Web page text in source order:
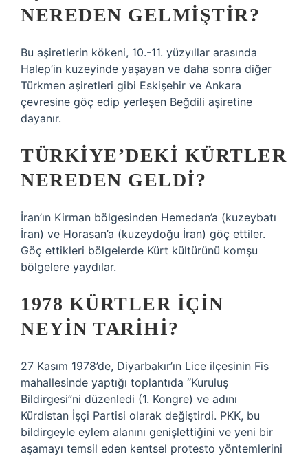
NEREDEN GELMIŞTIR?
Bu aşiretlerin kökeni, 10.-11. yüzyıllar arasında
Halep’in kuzeyinde yaşayan ve daha sonra diğer
Türkmen aşiretleri gibi Eskişehir ve Ankara
çevresine göç edip yerleşen Beğdili aşiretine
dayanır.
TÜRKIYE’DEKI KÜRTLER
NEREDEN GELDI?
İran’ın Kirman bölgesinden Hemedan’a (kuzeybatı
İran) ve Horasan’a (kuzeydoğu İran) göç ettiler.
Göç ettikleri bölgelerde Kürt kültürünü komşu
bölgelere yaydılar.
1978 KÜRTLER IÇIN
NEYIN TARIHI?
27 Kasım 1978’de, Diyarbakır’ın Lice ilçesinin Fis
mahallesinde yaptığı toplantıda “Kuruluş
Bildirgesi”ni düzenledi (1. Kongre) ve adını
Kürdistan İşçi Partisi olarak değiştirdi. PKK, bu
bildirgeyle eylem alanını genişlettiğini ve yeni bir
aşamayı temsil eden kentsel protesto yöntemlerini